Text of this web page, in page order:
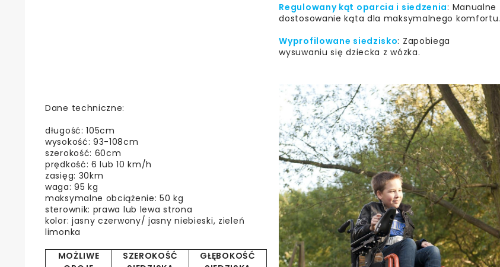
Regulowany kąt oparcia i siedzenia: Manualne
dostosowanie kąta dla maksymalnego komfortu.
Wyprofilowane siedzisko: Zapobiega
wysuwaniu się dziecka z wózka.
Dane techniczne:
długość: 105cm
wysokość: 93-108cm
szerokość: 60cm
prędkość: 6 lub 10 km/h
zasięg: 30km
waga: 95 kg
maksymalne obciążenie: 50 kg
sterownik: prawa lub lewa strona
kolor: jasny czerwony/ jasny niebieski, zieleń
limonka
MOŻLIWE
SZEROKOŚĆ
GŁĘBOKOŚĆ